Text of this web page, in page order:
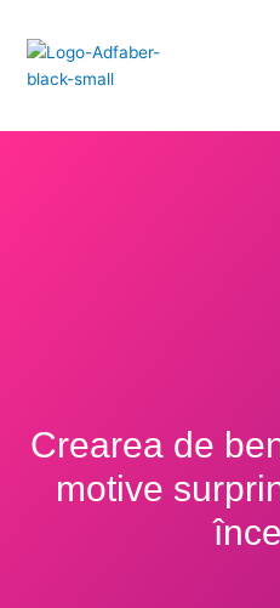
Crearea de
motive